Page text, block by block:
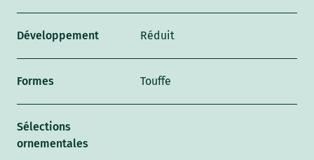
Développement Réduit
Formes Touffe
Sélections
ornementales